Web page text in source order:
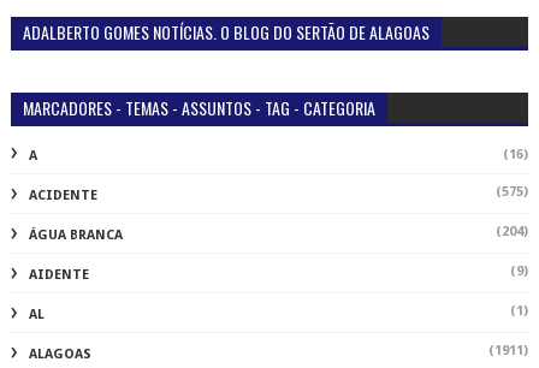
ADALBERTO GOMES NOTÍCIAS. O BLOG DO SERTÃO DE ALAGOAS
MARCADORES - TEMAS - ASSUNTOS - TAG - CATEGORIA
A (16)
ACIDENTE (575)
ÁGUA BRANCA (204)
AIDENTE (9)
AL (1)
ALAGOAS (1911)